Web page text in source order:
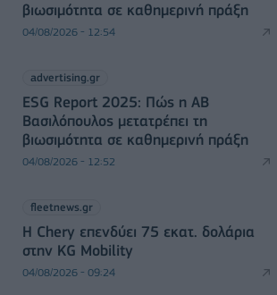
βιωσιμότητα σε καθημερινή πράξη
04/08/2026 - 12:54
advertising.gr
ESG Report 2025: Πώς η ΑΒ
Βασιλόπουλος μετατρέπει τη
βιωσιμότητα σε καθημερινή πράξη
04/08/2026 - 12:52
fleetnews.gr
Η Chery επενδύει 75 εκατ. δολάρια
στην KG Mobility
04/08/2026 - 09:24